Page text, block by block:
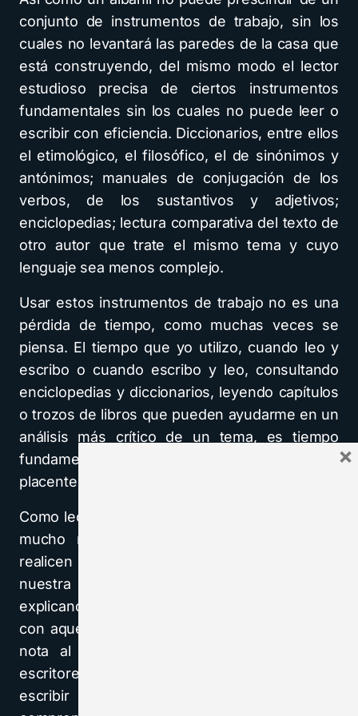
conjunto de instrumentos de trabajo, sin los
cuales no levantará las paredes de la casa que
está construyendo, del mismo modo el lector
estudioso precisa de ciertos instrumentos
fundamentales sin los cuales no puede leer o
escribir con eficiencia. Diccionarios, entre ellos
el etimológico, el filosófico, el de sinónimos y
antónimos; manuales de conjugación de los
verbos, de los sustantivos y adjetivos;
enciclopedias; lectura comparativa del texto de
otro autor que trate el mismo tema y cuyo
lenguaje sea menos complejo.
Usar estos instrumentos de trabajo no es una
pérdida de tiempo, como muchas veces se
piensa. El tiempo que yo utilizo, cuando leo y
escribo o cuando escribo y leo, consultando
enciclopedias y diccionarios, leyendo capítulos
o trozos de libros que pueden ayudarme en un
análisis más crítico de un tema, es tiempo
fundamental de mi trabajo, de mi oficio
placentero de leer o de escribir.
Como lectores no tenemos derecho a esperar,
mucho menos a exigir, que los escritores
realicen su tarea —la de escribir— y casi la
nuestra —la de comprender lo escrito—,
explicando lo que quisieron decir con esto o
con aquello a cada paso en el texto o en una
nota al pie de la página. Su deber como
escritores es escribir de un modo simple,
escribir ligero, es facilitar, no dificultar la
×